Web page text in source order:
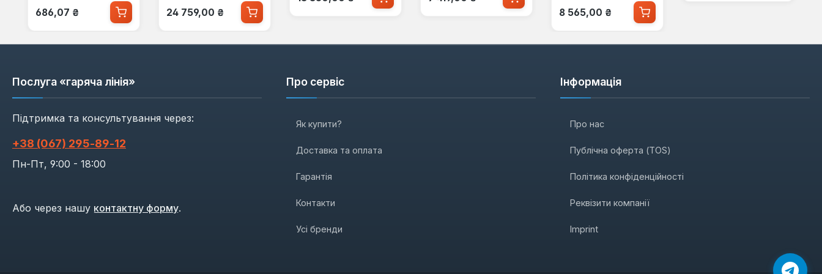
Звичайна ціна:
686,07 ₴ Звичайна ціна:
24 759,00 ₴ Звичайна ціна:
8 565,00 ₴
Послуга «гаряча лінія»
Підтримка та консультування через:
+38 (067) 295‑89‑12
Пн-Пт, 9:00 - 18:00
Або через нашу контактну форму.
Про сервіс
Як купити?
Доставка та оплата
Гарантія
Контакти
Усі бренди
Інформація
Про нас
Публічна оферта (TOS)
Політика конфіденційності
Реквізити компанії
Imprint